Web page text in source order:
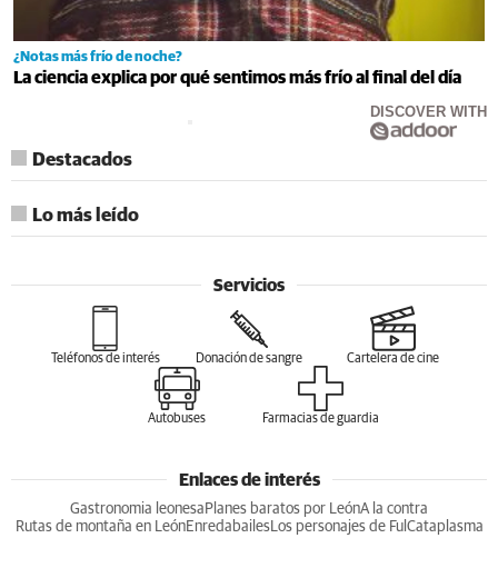
¿Notas más frío de noche?
La ciencia explica por qué sentimos más frío al final del día
DISCOVER WITH
Destacados
Lo más leído
Servicios
Teléfonos de interés Donación de sangre Cartelera de cine
Autobuses Farmacias de guardia
Enlaces de interés
Gastronomia leonesa Planes baratos por LeónA la contra
Rutas de montaña en LeónEnredabailesLos personajes de Ful Cataplasma